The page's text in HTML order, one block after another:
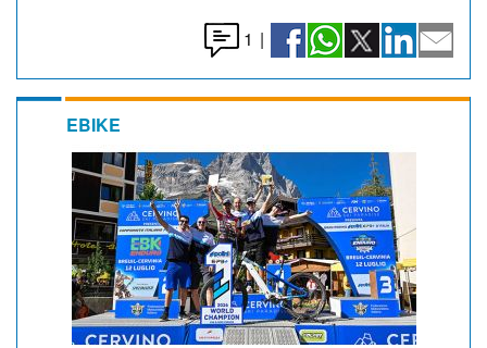
1 |
EBIKE